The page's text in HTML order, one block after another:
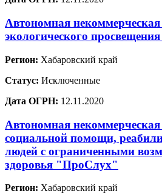
Автономная
экологического
Регион: Хабаровский край
Статус: Исключенные
Дата ОГРН: 12.11.2020
Автономная
социальной помощи,
людей с ограниченными
здоровья "ПроСлух"
Регион: Хабаровский край